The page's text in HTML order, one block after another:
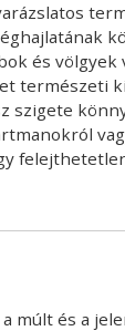
és völgyek
szigete
múlt és a